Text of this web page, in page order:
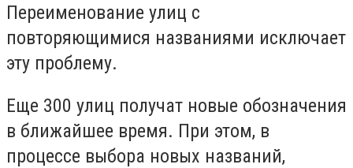
Переименование улиц с
повторяющимися названиями исключает
эту проблему.
Еще 300 улиц получат новые обозначения
в ближайшее время. При этом, в
процессе выбора новых названий,